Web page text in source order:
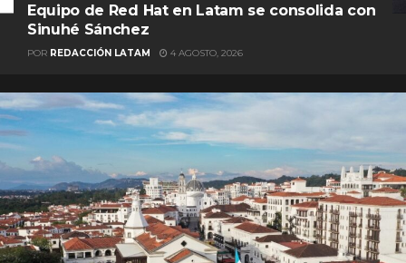
Equipo de Red Hat en Latam se consolida con
Sinuhé Sánchez
POR REDACCIÓN LATAM 4 AGOSTO, 2026